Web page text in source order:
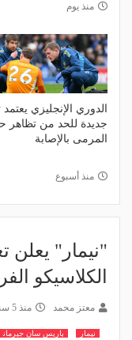
منذ يوم
الدوري الإنجليزي
جديدة للحد من تظاهر
المرمى بالإصابة
منذ أسبوع
"نيمار" يعلن
الكلاسيكو
معتز محمد منذ 5 سنوات
نيمار باريس سان جيرمان